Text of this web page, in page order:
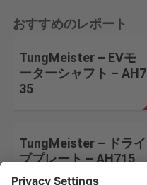
おすすめのレポート
TungMeister – EVモ
ーターシャフト – AH7
35
TungMeister – ドライ
ブプレート – AH715